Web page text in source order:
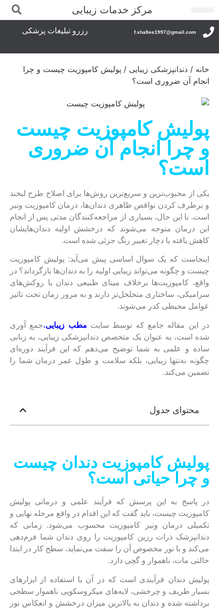
مرکز خدمات زیبایی
f.shafiee1997@gmail.com رزرو تبلیغات پزشکی
خانه / دندانپزشکی زیبایی / پولیش کامپوزیت چیست و چرا
انجام آن ضروری است؟
پولیش کامپوزیت چیست
و چرا انجام آن ضروری
است؟
یکی از محبوب‌ترین و سریع‌ترین روش‌ها برای اصلاح طرح لبخند
و برطرف کردن نواقص ظاهری دندان‌ها، درمان کامپوزیت ونیر
است. با این حال، بسیاری از مراجعه‌کنندگان مدتی پس از انجام
این درمان متوجه می‌شوند که درخشش اولیه دندان‌هایشان
کاهش یافته یا دچار تغییر رنگ جزئی شده است.
اینجاست که یک سوال اساسی پیش می‌آید: پولیش کامپوزیت
چیست و چگونه می‌تواند زیبایی اولیه را به دندان‌ها بازگرداند؟ در
واقع، کامپوزیت‌ها برخلاف مینای طبیعی دندان یا روکش‌های
سرامیکی، ساختاری متخلخل‌تر دارند و به مرور زمان تحت تاثیر
عوامل محیطی کدر می‌شوند.
در این مقاله جامع که توسط سایت مطب زیبایی،جمع آوری
شده است، به عنوان یک متخصص دندانپزشکی زیبایی، به زبانی
ساده و علمی به شما توضیح می‌دهم که این فرآیند دوره‌ای
چگونه نه‌تنها زیبایی، بلکه سلامت و طول عمر درمان شما را
تضمین می‌کند.
محتوای جدول
پولیش کامپوزیت دندان چیست
و چرا حیاتی است؟
در پاسخ به این پرسش که فرآیند علمی و درمانی پولیش
کامپوزیت چیست، باید گفت که این اقدام در واقع مرحله نهایی و
تکمیلی درمان ونیر کامپوزیت محسوب می‌شود. زمانی که
دندانپزشک ذرات رزین کامپوزیت را روی دندان شما فرم‌دهی
می‌کند و با نور مخصوص آن را سفت می‌نماید، سطح کار در ابتدا
حالتی مات، ناهموار و گچی دارد.
پولیش دندان فرآیندی است که در آن با استفاده از ابزارهای
بسیار ظریف و چرخشی، لایه‌های میکروسکوپی ناهموار سطحی
برداشته شده و دندان به بالاترین میزان درخشش و انعکاس نور